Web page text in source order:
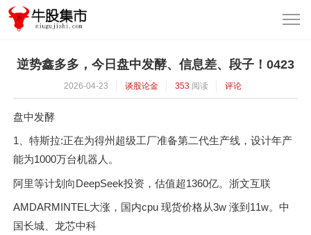
逆势鑫多多，今日盘中发酵、信息差、段子！0423
2026-04-23 谈股论金 353 阅读 评论
盘中发酵
1、特斯拉:正在为得州超级工厂准备第二代生产线，设计年产
能为1000万台机器人。
阿里等计划向DeepSeek投资，估值超1360亿。浙文互联
AMDARMINTEL大涨，国内cpu 现货价格从3w 涨到11w。中
国长城、龙芯中科